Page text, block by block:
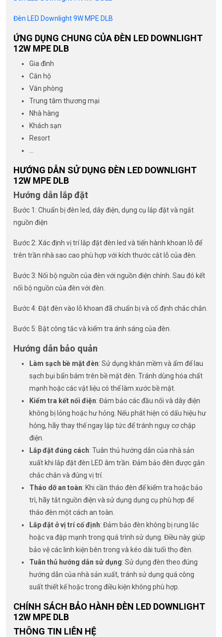
Đèn LED Downlight 9W MPE DLB
ỨNG DỤNG CHUNG CỦA ĐÈN LED DOWNLIGHT
12W MPE DLB
Gia đình
Căn hộ
Văn phòng
Trung tâm thương mại
Nhà hàng
Khách sạn
Resort
HƯỚNG DẪN SỬ DỤNG ĐÈN LED DOWNLIGHT
12W MPE DLB
Hướng dẫn lắp đặt
Bước 1: Chuẩn bị đèn led, dây điện, dụng cụ lắp đặt và ngắt
nguồn điện
Bước 2: Xác định vị trí lắp đặt đèn led và tiến hành khoan lỗ để
trên trần nhà sao cao phù hợp với kích thước cắt lỗ của đèn.
Bước 3: Nối bộ nguồn của đèn với nguồn điện chính. Sau đó kết
nối bộ nguồn của đèn với đèn.
Bước 4: Đặt đèn vào lỗ khoan đã chuẩn bị và cố định chắc chắn.
Bước 5: Bật công tắc và kiểm tra ánh sáng của đèn.
Hướng dẫn bảo quản
Làm sạch bề mặt đèn: Sử dụng khăn mềm và ẩm để lau
sạch bụi bẩn bám trên bề mặt đèn. Tránh dùng hóa chất
mạnh hoặc các vật liệu có thể làm xước bề mặt.
Kiểm tra kết nối điện: Đảm bảo các đầu nối và dây điện
không bị lỏng hoặc hư hỏng. Nếu phát hiện có dấu hiệu hư
hỏng, hãy thay thế ngay lập tức để tránh nguy cơ chập
điện.
Lắp đặt đúng cách: Tuân thủ hướng dẫn của nhà sản
xuất khi lắp đặt đèn LED âm trần. Đảm bảo đèn được gắn
chắc chắn và đúng vị trí.
Tháo dỡ an toàn: Khi cần tháo đèn để kiểm tra hoặc bảo
trì, hãy tắt nguồn điện và sử dụng dụng cụ phù hợp để
tháo đèn một cách an toàn.
Lắp đặt ở vị trí cố định: Đảm bảo đèn không bị rung lắc
hoặc va đập mạnh trong quá trình sử dụng. Điều này giúp
bảo vệ các linh kiện bên trong và kéo dài tuổi thọ đèn.
Tuân thủ hướng dẫn sử dụng: Sử dụng đèn theo đúng
hướng dẫn của nhà sản xuất, tránh sử dụng quá công
suất thiết kế hoặc trong điều kiện không phù hợp.
CHÍNH SÁCH BẢO HÀNH ĐÈN LED DOWNLIGHT
12W MPE DLB
THÔNG TIN LIÊN HỆ